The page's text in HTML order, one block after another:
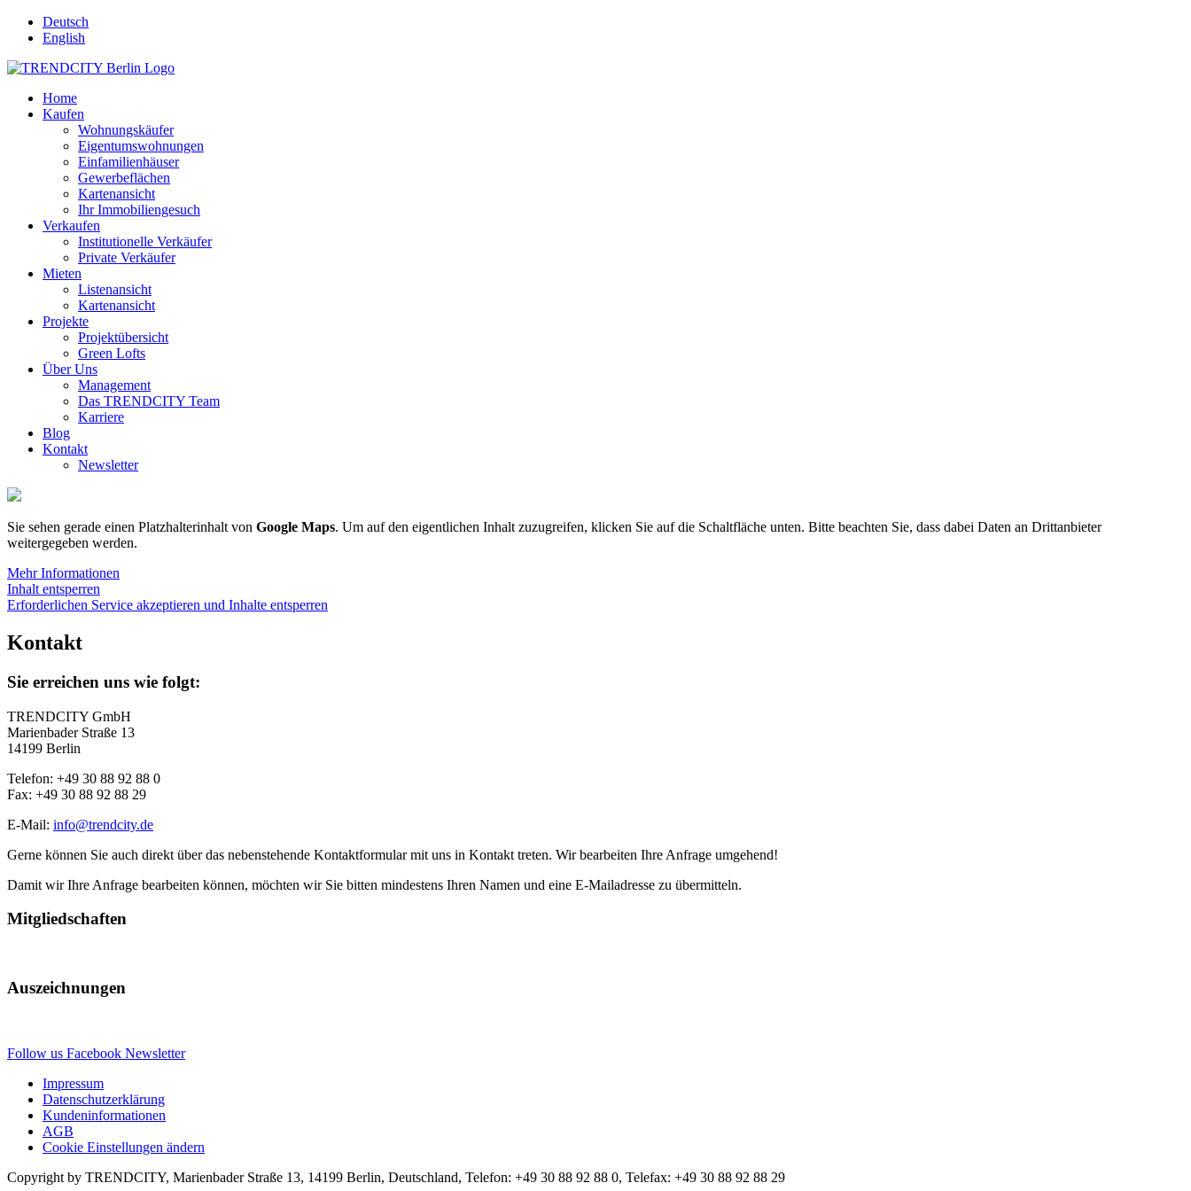
Deutsch
English
Home
Kaufen
Wohnungskäufer
Eigentumswohnungen
Einfamilienhäuser
Gewerbeflächen
Kartenansicht
Ihr Immobiliengesuch
Verkaufen
Institutionelle Verkäufer
Private Verkäufer
Mieten
Listenansicht
Kartenansicht
Projekte
Projektübersicht
Green Lofts
Über Uns
Management
Das TRENDCITY Team
Karriere
Blog
Kontakt
Newsletter
Sie sehen gerade einen Platzhalterinhalt von Google Maps. Um auf den eigentlichen Inhalt zuzugreifen, klicken Sie auf die Schaltfläche unten. Bitte beachten Sie, dass dabei Daten an Drittanbieter
weitergegeben werden.
Mehr Informationen
Inhalt entsperren
Erforderlichen Service akzeptieren und Inhalte entsperren
Kontakt
Sie erreichen uns wie folgt:
TRENDCITY GmbH
Marienbader Straße 13
14199 Berlin
Telefon: +49 30 88 92 88 0
Fax: +49 30 88 92 88 29
E-Mail: info@trendcity.de
Gerne können Sie auch direkt über das nebenstehende Kontaktformular mit uns in Kontakt treten. Wir bearbeiten Ihre Anfrage umgehend!
Damit wir Ihre Anfrage bearbeiten können, möchten wir Sie bitten mindestens Ihren Namen und eine E-Mailadresse zu übermitteln.
Mitgliedschaften
Auszeichnungen
Follow us Facebook Newsletter
Impressum
Datenschutzerklärung
Kundeninformationen
AGB
Cookie Einstellungen ändern
Copyright by TRENDCITY, Marienbader Straße 13, 14199 Berlin, Deutschland, Telefon: +49 30 88 92 88 0, Telefax: +49 30 88 92 88 29